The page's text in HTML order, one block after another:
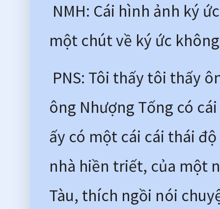
NMH: Cái hình ảnh ký
một chút về ký ức
PNS: Tôi thấy tôi thấy
ông Nhượng Tống có
ấy có một cái cái thái
nhà hiền triết, của một
Tàu, thích ngồi nói